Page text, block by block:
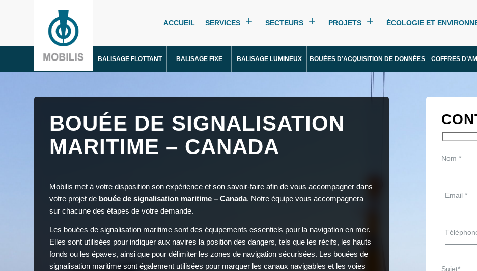
ACCUEIL SERVICES SECTEURS PROJETS ÉCOLOGIE ET
BALISAGE FLOTTANT BALISAGE FIXE BALISAGE LUMINEUX BOUÉES D’ACQUISITION DE DONNÉES COFFRES
BOUÉE DE SIGNALISATION
MARITIME – CANADA
Mobilis met à votre disposition son expérience et son savoir-faire afin de vous accompagner dans
votre projet de bouée de signalisation maritime – Canada. Notre équipe vous accompagnera
sur chacune des étapes de votre demande.
Les bouées de signalisation maritime sont des équipements essentiels pour la navigation en mer.
Elles sont utilisées pour indiquer aux navires la position des dangers, tels que les récifs, les hauts
fonds ou les épaves, ainsi que pour délimiter les zones de navigation sécurisées. Les bouées de
signalisation maritime sont également utilisées pour marquer les canaux navigables et les voies